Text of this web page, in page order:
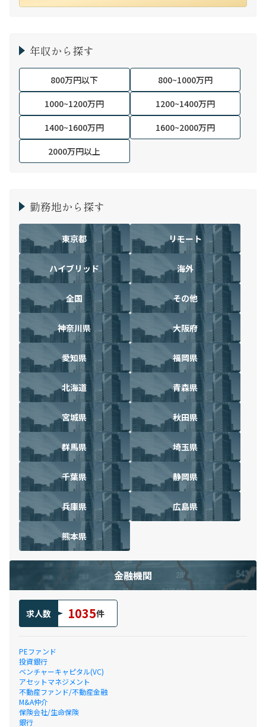
年収から探す
800万円以下
800~1000万円
1000~1200万円
1200~1400万円
1400~1600万円
1600~2000万円
2000万円以上
勤務地から探す
東京都 リモート
ハイブリッド 海外
全国 その他
神奈川県 大阪府
愛知県 福岡県
北海道 青森県
宮城県 秋田県
群馬県 埼玉県
千葉県 静岡県
兵庫県 広島県
熊本県
金融機関
求人数 1035件
PEファンド
投資銀行
ベンチャーキャピタル(VC)
アセットマネジメント
不動産ファンド/不動産金融
M&A仲介
保険会社/生命保険
銀行